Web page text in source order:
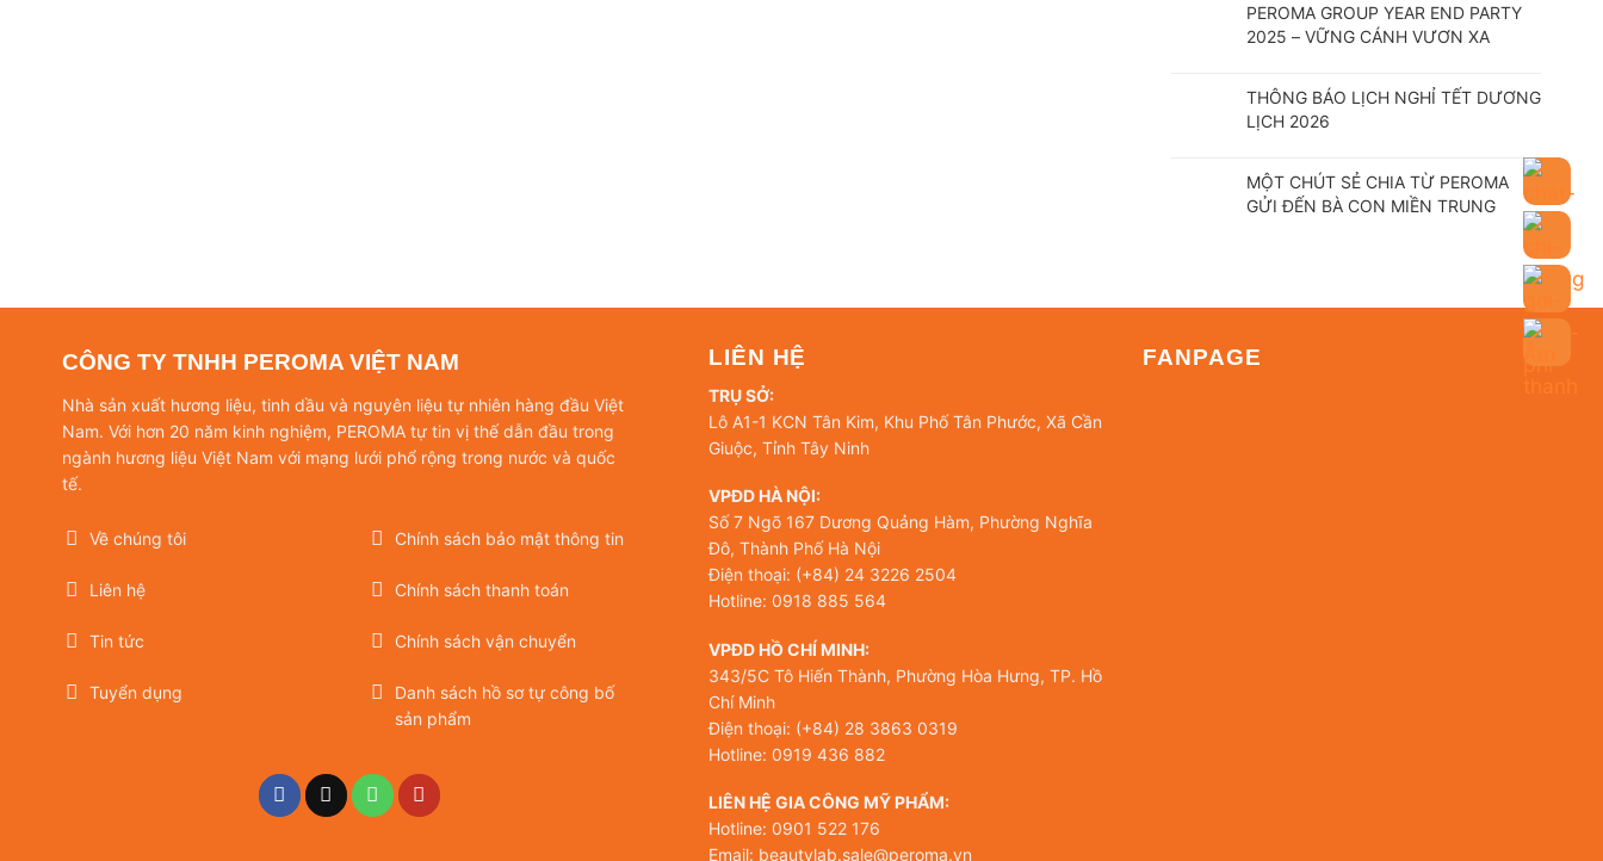
PEROMA GROUP YEAR END PARTY
2025 – VỮNG CÁNH VƯƠN XA
THÔNG BÁO LỊCH NGHỈ TẾT DƯƠNG
LỊCH 2026
MỘT CHÚT SẺ CHIA TỪ PEROMA
GỬI ĐẾN BÀ CON MIỀN TRUNG
CÔNG TY TNHH PEROMA VIỆT NAM
Nhà sản xuất hương liệu, tinh dầu và nguyên liệu tự nhiên hàng đầu Việt
Nam. Với hơn 20 năm kinh nghiệm, PEROMA tự tin vị thế dẫn đầu trong
ngành hương liệu Việt Nam với mạng lưới phổ rộng trong nước và quốc
tế.
Về chúng tôi
Liên hệ
Tin tức
Tuyển dụng
Chính sách bảo mật thông tin
Chính sách thanh toán
Chính sách vận chuyển
Danh sách hồ sơ tự công bố
sản phẩm
LIÊN HỆ
TRỤ SỞ:
Lô A1-1 KCN Tân Kim, Khu Phố Tân Phước, Xã Cần
Giuộc, Tỉnh Tây Ninh
VPĐD HÀ NỘI:
Số 7 Ngõ 167 Dương Quảng Hàm, Phường Nghĩa
Đô, Thành Phố Hà Nội
Điện thoại: (+84) 24 3226 2504
Hotline: 0918 885 564
VPĐD HỒ CHÍ MINH:
343/5C Tô Hiến Thành, Phường Hòa Hưng, TP. Hồ
Chí Minh
Điện thoại: (+84) 28 3863 0319
Hotline: 0919 436 882
LIÊN HỆ GIA CÔNG MỸ PHẨM:
Hotline: 0901 522 176
Email: beautylab.sale@peroma.vn
FANPAGE